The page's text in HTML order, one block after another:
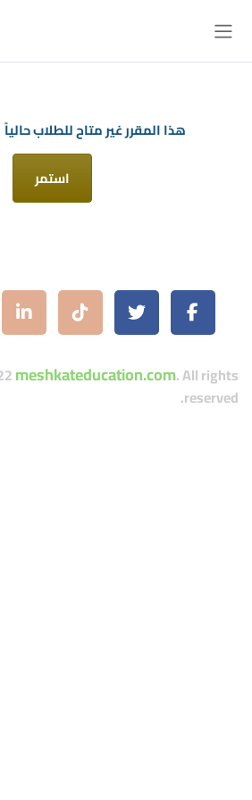
هذا المقرر غير متاح للطلاب حالياً
استمر
meshkateducation.com. All rights
reserved.